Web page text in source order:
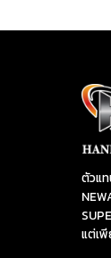
ตัวแท
แต่เ